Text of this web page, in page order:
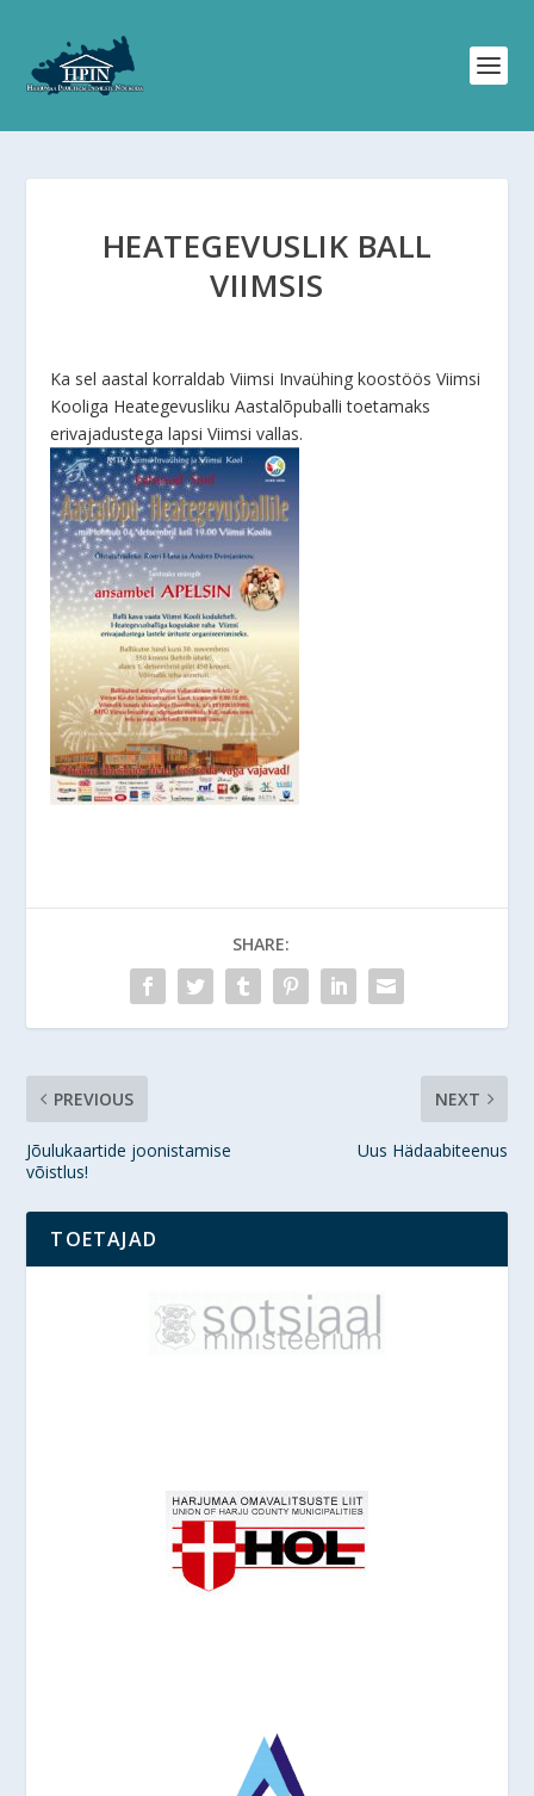
HEATEGEVUSLIK BALL
VIIMSIS
Ka sel aastal korraldab Viimsi Invaühing koostöös Viimsi
Kooliga Heategevusliku Aastalõpuballi toetamaks
erivajadustega lapsi Viimsi vallas.
SHARE:
PREVIOUS
Jõulukaartide joonistamise
võistlus!
NEXT
Uus Hädaabiteenus
TOETAJAD